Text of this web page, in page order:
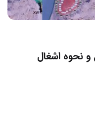
نحوه اشغال